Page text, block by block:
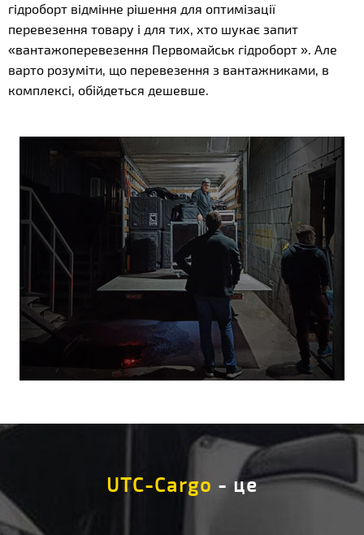
гідроборт відмінне рішення для оптимізації
перевезення товару і для тих, хто шукає запит
«вантажоперевезення Первомайськ гідроборт ». Але
варто розуміти, що перевезення з вантажниками, в
комплексі, обійдеться дешевше.
UTC-Cargo - це